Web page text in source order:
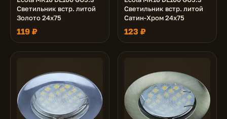
Светильник встр. литой
Золото 24x75
119 ₽
Светильник встр. литой
Сатин-Хром 24x75
123 ₽